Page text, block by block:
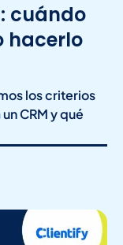
cuándo
hacerlo
los criterios
CRM y qué